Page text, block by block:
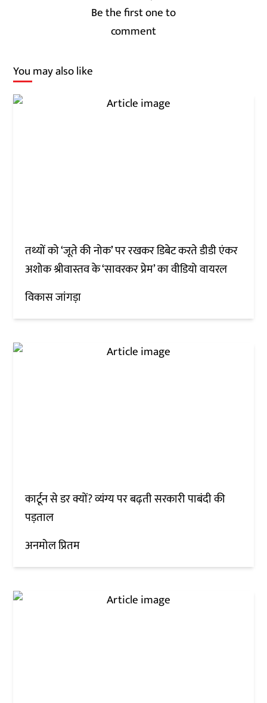
Be the first one to
comment
You may also like
तथ्यों को ‘जूते की नोक’ पर रखकर डिबेट करते डीडी एंकर
अशोक श्रीवास्तव के ‘सावरकर प्रेम’ का वीडियो वायरल
विकास जांगड़ा
कार्टून से डर क्यों? व्यंग्य पर बढ़ती सरकारी पाबंदी की
पड़ताल
अनमोल प्रितम